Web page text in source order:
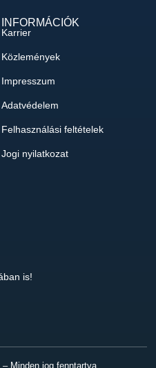
INFORMÁCIÓK
Karrier
Közlemények
Impresszum
Adatvédelem
Felhasználási feltételek
Jogi nyilatkozat
is!
Minden jog fenntartva.